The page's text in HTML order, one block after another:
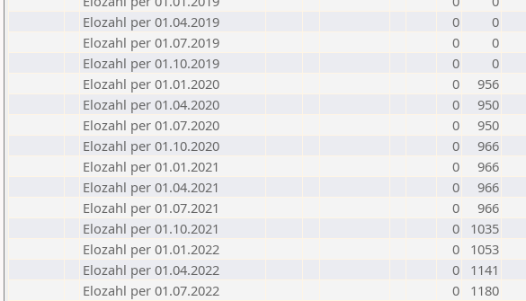
Elozahl per 01.04.2019
0
0
Elozahl per 01.07.2019
0
0
Elozahl per 01.10.2019
0
0
Elozahl per 01.01.2020
0
956
Elozahl per 01.04.2020
0
950
Elozahl per 01.07.2020
0
950
Elozahl per 01.10.2020
0
966
Elozahl per 01.01.2021
0
966
Elozahl per 01.04.2021
0
966
Elozahl per 01.07.2021
0
966
Elozahl per 01.10.2021
0
1035
Elozahl per 01.01.2022
0
1053
Elozahl per 01.04.2022
0
1141
Elozahl per 01.07.2022
0
1180